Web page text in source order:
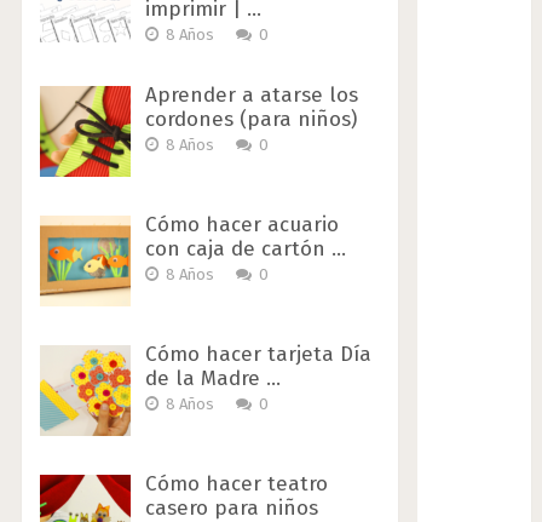
imprimir | …
8 Años 0
Aprender a atarse los
cordones (para niños)
8 Años 0
Cómo hacer acuario
con caja de cartón …
8 Años 0
Cómo hacer tarjeta Día
de la Madre …
8 Años 0
Cómo hacer teatro
casero para niños